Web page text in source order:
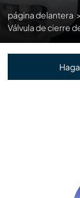
página delantera >
Válvula de cierre